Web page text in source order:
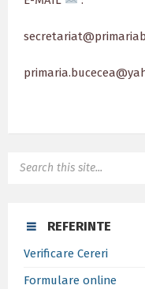
REFERINTE
Verificare Cereri
Formulare online